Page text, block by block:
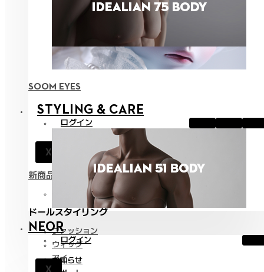
SOOM EYES
STYLING & CARE
ログイン
X
新商品
ドールスタイリング
ファッション
ウィッグ
アイ
NEOR
ログイン
X
お知らせ